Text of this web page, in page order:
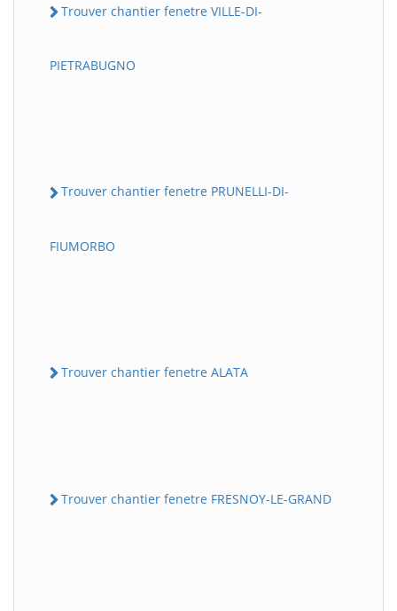
Trouver chantier fenetre VILLE-DI-
PIETRABUGNO
Trouver chantier fenetre PRUNELLI-DI-
FIUMORBO
Trouver chantier fenetre ALATA
Trouver chantier fenetre FRESNOY-LE-GRAND